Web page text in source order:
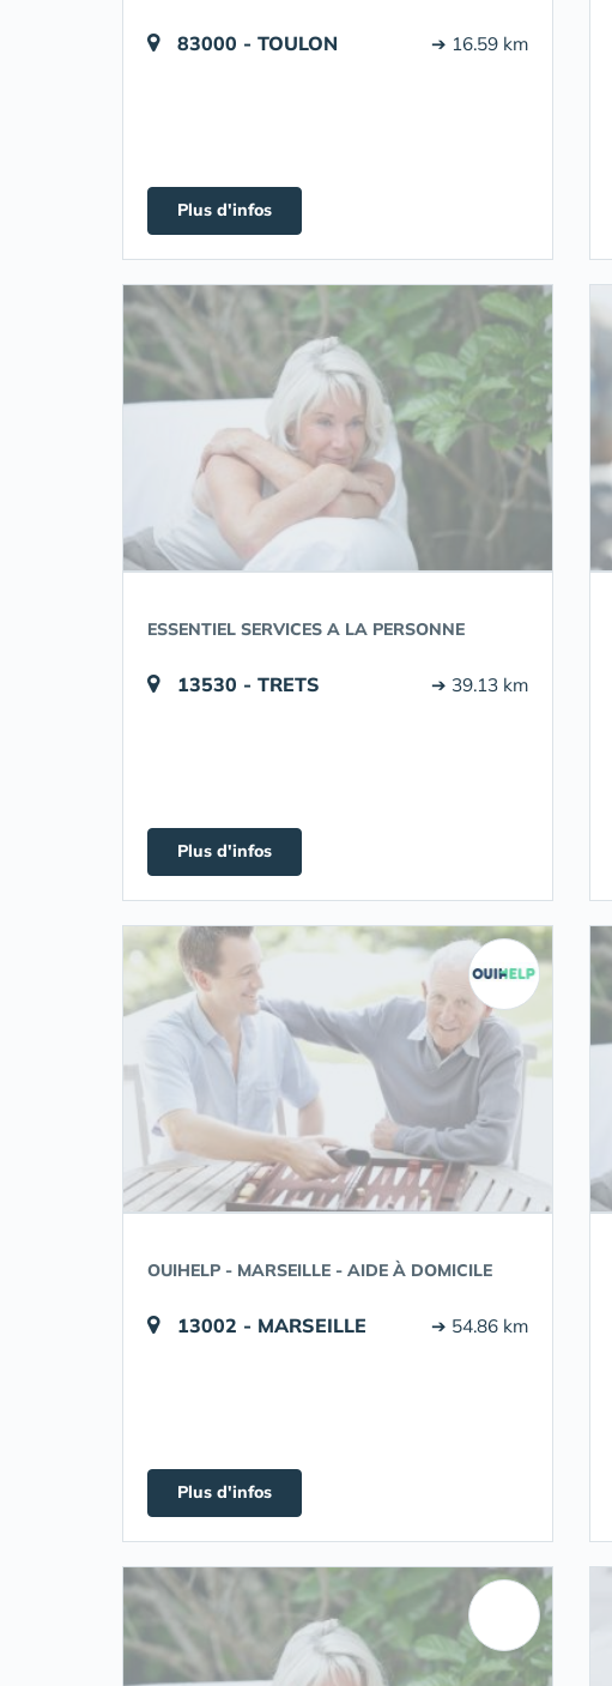
83000 - TOULON ➔ 16.59 km
Plus d'infos
ESSENTIEL SERVICES A LA PERSONNE
13530 - TRETS ➔ 39.13 km
Plus d'infos
OUIHELP - MARSEILLE - AIDE À DOMICILE
13002 - MARSEILLE ➔ 54.86 km
Plus d'infos